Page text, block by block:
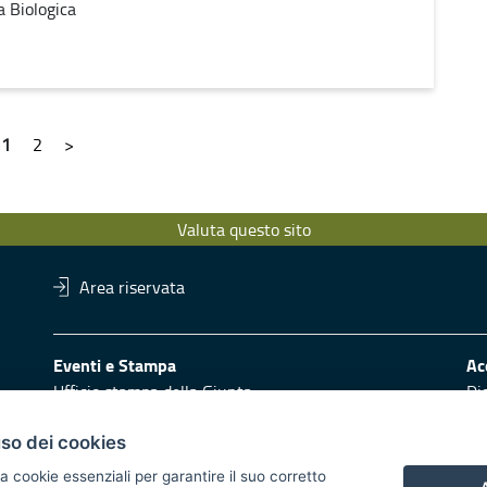
Biologica
1 2 >
Valuta questo sito
Area riservata
Eventi e Stampa
Ufficio stampa della Giunta
Logo e identità regionale
Redazione
dei cookies
cookie essenziali per garantire il suo corretto